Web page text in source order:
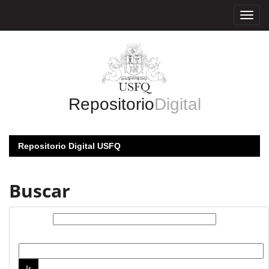
RepositorioDigital
Repositorio Digital USFQ
Buscar